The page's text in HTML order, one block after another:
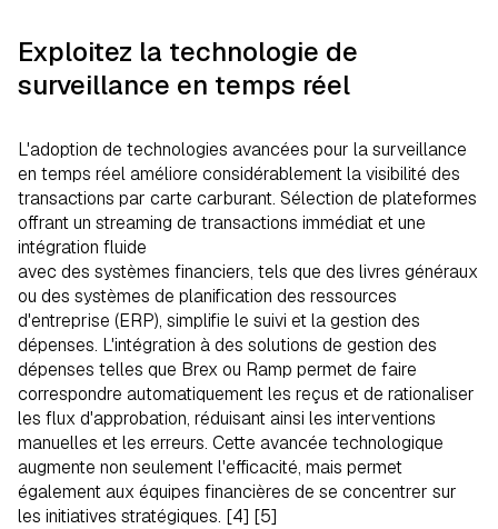
Exploitez la technologie de
surveillance en temps réel
L'adoption de technologies avancées pour la surveillance
en temps réel améliore considérablement la visibilité des
transactions par carte carburant. Sélection de plateformes
offrant un streaming de transactions immédiat et une
intégration fluide
avec des systèmes financiers, tels que des livres généraux
ou des systèmes de planification des ressources
d'entreprise (ERP), simplifie le suivi et la gestion des
dépenses. L'intégration à des solutions de gestion des
dépenses telles que Brex ou Ramp permet de faire
correspondre automatiquement les reçus et de rationaliser
les flux d'approbation, réduisant ainsi les interventions
manuelles et les erreurs. Cette avancée technologique
augmente non seulement l'efficacité, mais permet
également aux équipes financières de se concentrer sur
les initiatives stratégiques. [4] [5]